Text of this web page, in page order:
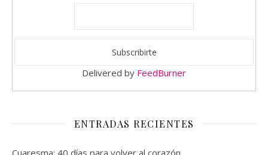
Delivered by FeedBurner
ENTRADAS RECIENTES
Cuaresma: 40 días para volver al corazón